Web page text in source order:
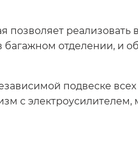
позволяет
отделении, и
подвеске
с